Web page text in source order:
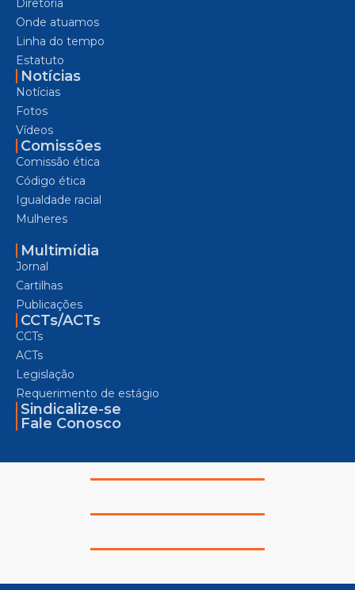
Diretoria
Onde atuamos
Linha do tempo
Estatuto
Notícias
Notícias
Fotos
Vídeos
Comissões
Comissão ética
Código ética
Igualdade racial
Mulheres
Multimídia
Jornal
Cartilhas
Publicações
CCTs/ACTs
CCTs
ACTs
Legislação
Requerimento de estágio
Sindicalize-se
Fale Conosco